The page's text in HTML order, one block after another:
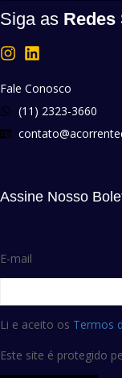
Siga as Redes
Fale Conosco
(11) 2323-3660
Assine Nosso
E-mail
Li e aceito os Termos
Este site é protegido